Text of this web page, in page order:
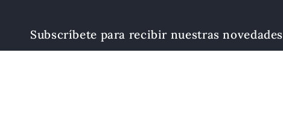
Subscríbete para recibir nuestras novedades